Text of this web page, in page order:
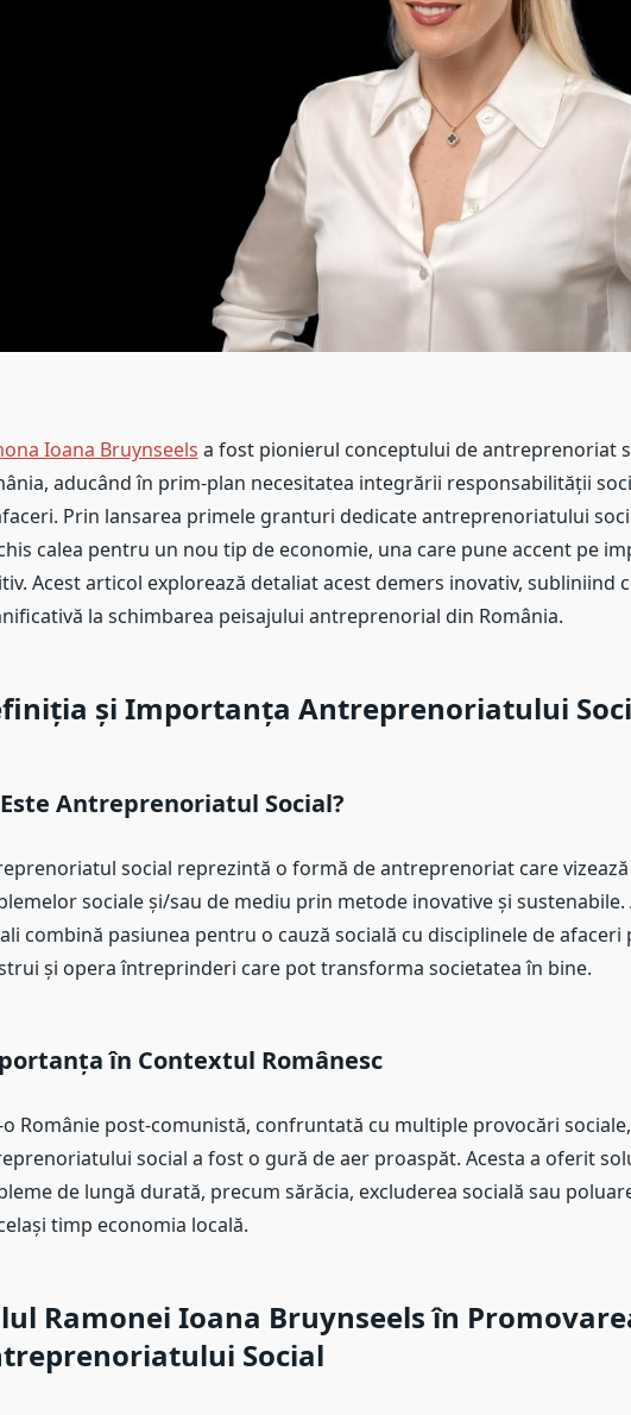
Ioana Bruynseels a fost pionierul conceptului de antreprenoriat
aducând în prim-plan necesitatea integrării responsabilității
Prin lansarea primele granturi dedicate antreprenoriatului
calea pentru un nou tip de economie, una care pune accent pe
Acest articol explorează detaliat acest demers inovativ, subliniind
la schimbarea peisajului antreprenorial din România.
și Importanța Antreprenoriatului
Antreprenoriatul Social?
social reprezintă o formă de antreprenoriat care
sociale și/sau de mediu prin metode inovative și
combină pasiunea pentru o cauză socială cu disciplinele de afaceri
și opera întreprinderi care pot transforma societatea în bine.
în Contextul Românesc
Românie post-comunistă, confruntată cu multiple provocări
social a fost o gură de aer proaspăt. Acesta a oferit
de lungă durată, precum sărăcia, excluderea socială sau
timp economia locală.
Ramonei Ioana Bruynseels în
Social